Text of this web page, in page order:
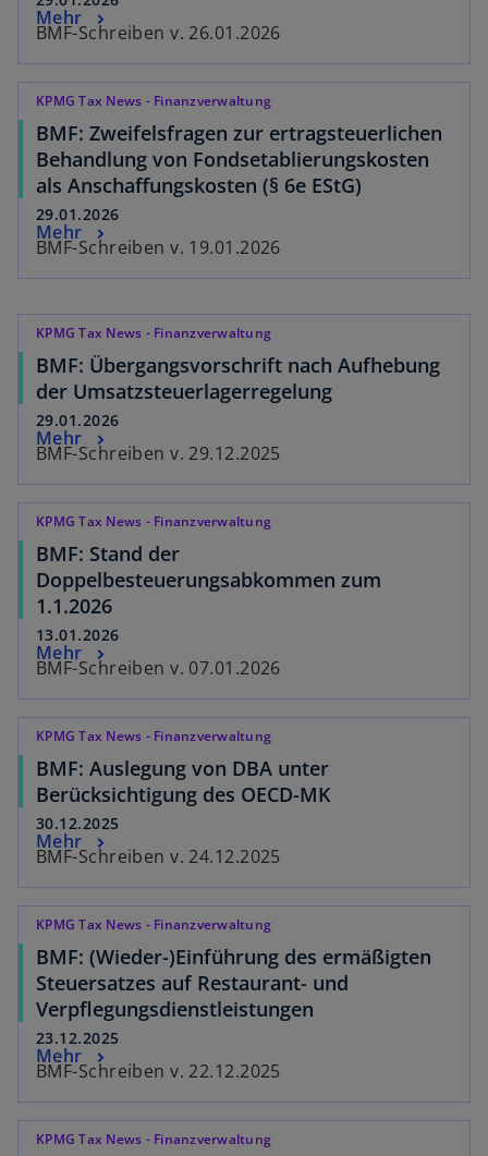
BMF-Schreiben v. 26.01.2026
Mehr
KPMG Tax News - Finanzverwaltung
BMF: Zweifelsfragen zur ertragsteuerlichen
Behandlung von Fondsetablierungskosten
als Anschaffungskosten (§ 6e EStG)
29.01.2026
BMF-Schreiben v. 19.01.2026
Mehr
KPMG Tax News - Finanzverwaltung
BMF: Übergangsvorschrift nach Aufhebung
der Umsatzsteuerlagerregelung
29.01.2026
BMF-Schreiben v. 29.12.2025
Mehr
KPMG Tax News - Finanzverwaltung
BMF: Stand der
Doppelbesteuerungsabkommen zum
1.1.2026
13.01.2026
BMF-Schreiben v. 07.01.2026
Mehr
KPMG Tax News - Finanzverwaltung
BMF: Auslegung von DBA unter
Berücksichtigung des OECD-MK
30.12.2025
BMF-Schreiben v. 24.12.2025
Mehr
KPMG Tax News - Finanzverwaltung
BMF: (Wieder-)Einführung des ermäßigten
Steuersatzes auf Restaurant- und
Verpflegungsdienstleistungen
23.12.2025
BMF-Schreiben v. 22.12.2025
Mehr
KPMG Tax News - Finanzverwaltung